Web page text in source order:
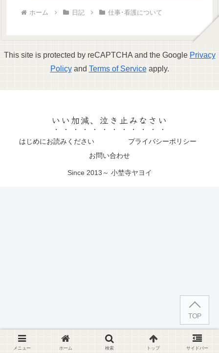
ホーム 日記 仕事･看護について
This site is protected by reCAPTCHA and the Google Privacy
Policyand Terms of Serviceapply.
いい加減、泣き止みなさい
はじめにお読みください
プライバシーポリシー
お問い合わせ
Since 2013～ 小埜寺ヤヨイ
メニュー ホーム 検索 トップ サイドバー
TOP